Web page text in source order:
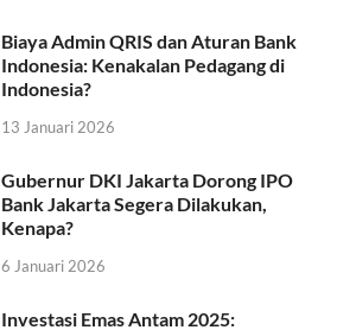
Biaya Admin QRIS dan Aturan Bank
Indonesia: Kenakalan Pedagang di
Indonesia?
13 Januari 2026
Gubernur DKI Jakarta Dorong IPO
Bank Jakarta Segera Dilakukan,
Kenapa?
6 Januari 2026
Investasi Emas Antam 2025: